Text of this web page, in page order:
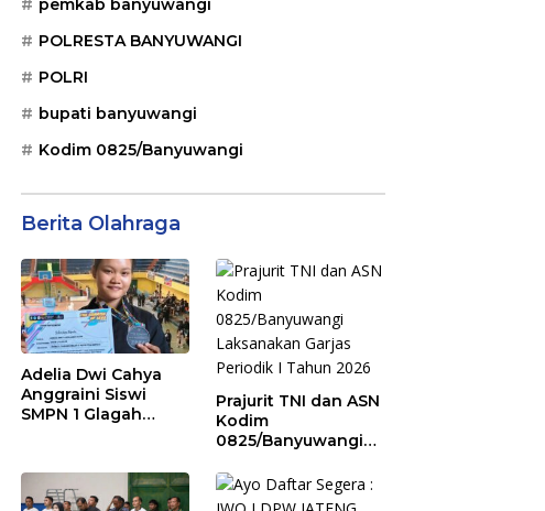
pemkab banyuwangi
POLRESTA BANYUWANGI
POLRI
bupati banyuwangi
Kodim 0825/Banyuwangi
Berita Olahraga
Adelia Dwi Cahya
Anggraini Siswi
SMPN 1 Glagah
Championship 1
Prajurit TNI dan ASN
Kodim
0825/Banyuwangi
Periodik I Tahun
2026